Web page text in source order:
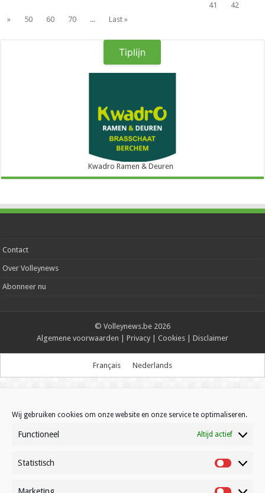
Wij gebruiken cookies om onze website en onze service te optimaliseren.
Functioneel Altijd actief
Statistisch Statistisch
41
42
»
50 60 70 ... Last »
Tiplijn
Kwadro Ramen & Deuren
Contact
Over Volleynews
Abonneer nu
© Volleynews.be 2026
Algemene voorwaarden
Privacy Cookies Disclaimer
Français Nederlands